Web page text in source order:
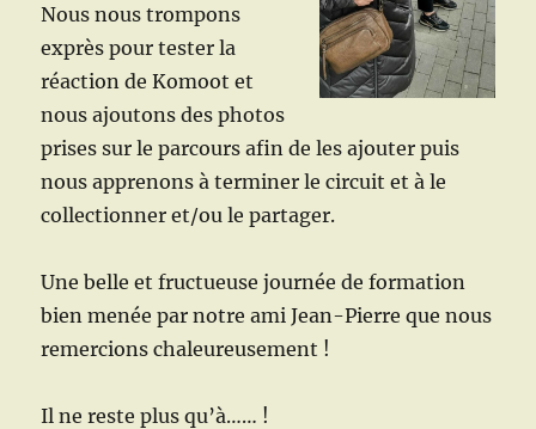
Nous nous trompons
exprès pour tester la
réaction de Komoot et
nous ajoutons des photos
prises sur le parcours afin de les ajouter puis
nous apprenons à terminer le circuit et à le
collectionner et/ou le partager.
Une belle et fructueuse journée de formation
bien menée par notre ami Jean-Pierre que nous
remercions chaleureusement !
Il ne reste plus qu’à…… !